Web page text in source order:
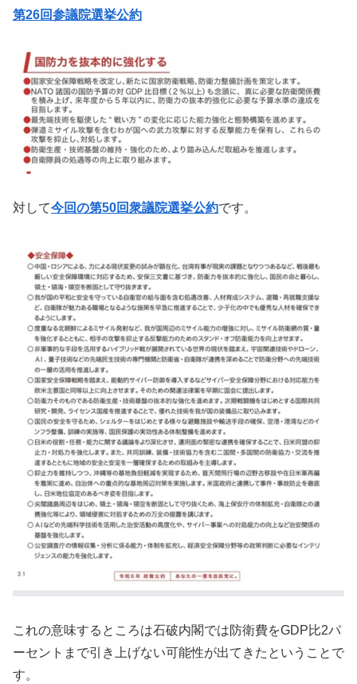
第26回参議院選挙公約
対して今回の第50回衆議院選挙公約です。
これの意味するところは石破内閣では防衛費をGDP比2パ
ーセントまで引き上げない可能性が出てきたということで
す。